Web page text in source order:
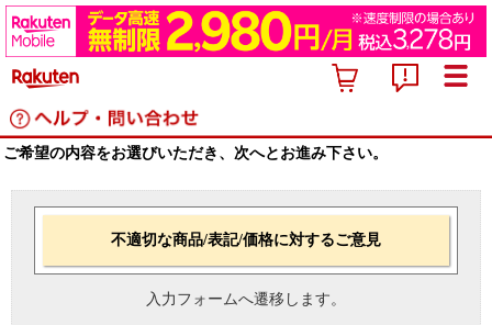
ご希望の内容をお選びいただき、次へとお進み下さい。
不適切な商品/表記/価格に対するご意見
入力フォームへ遷移します。